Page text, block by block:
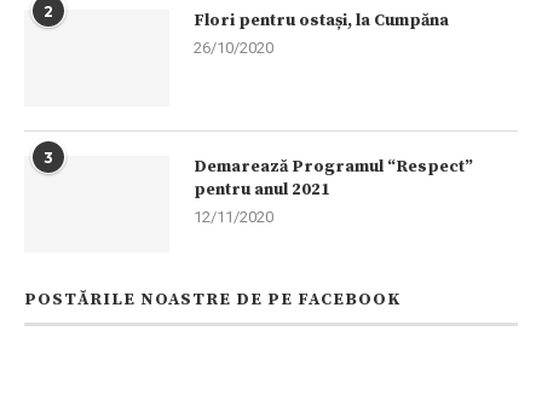
2 Flori pentru ostași, la Cumpăna
26/10/2020
3
Demarează Programul “Respect”
pentru anul 2021
12/11/2020
POSTĂRILE NOASTRE DE PE FACEBOOK